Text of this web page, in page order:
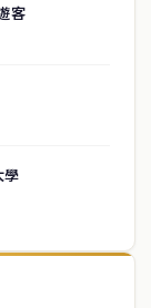
客
學